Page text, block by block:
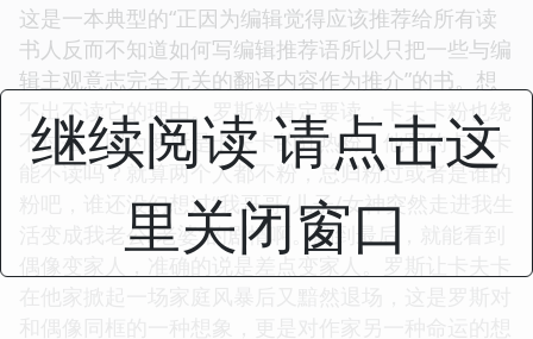
这是一本典型的“正因为编辑觉得应该推荐给所有读
书人反而不知道如何写编辑推荐语所以只把一些与编
辑主观意志完全无关的翻译内容作为推介”的书。想
不出不读它的理由。罗斯粉肯定要读，卡夫卡粉也绕
不过去，因为罗斯是卡夫卡的狂热粉，他写的卡夫卡
能不读吗？就算两个人都不粉，总归粉过或者是谁的
粉吧，谁还没幻想过“我哥哥/儿子/女神突然走进我生
活变成我老公/老婆”的剧情啊。翻到最后，就能看到
偶像变家人，准确的说是差点变家人。罗斯让卡夫卡
继续阅读 请点击这
里关闭窗口